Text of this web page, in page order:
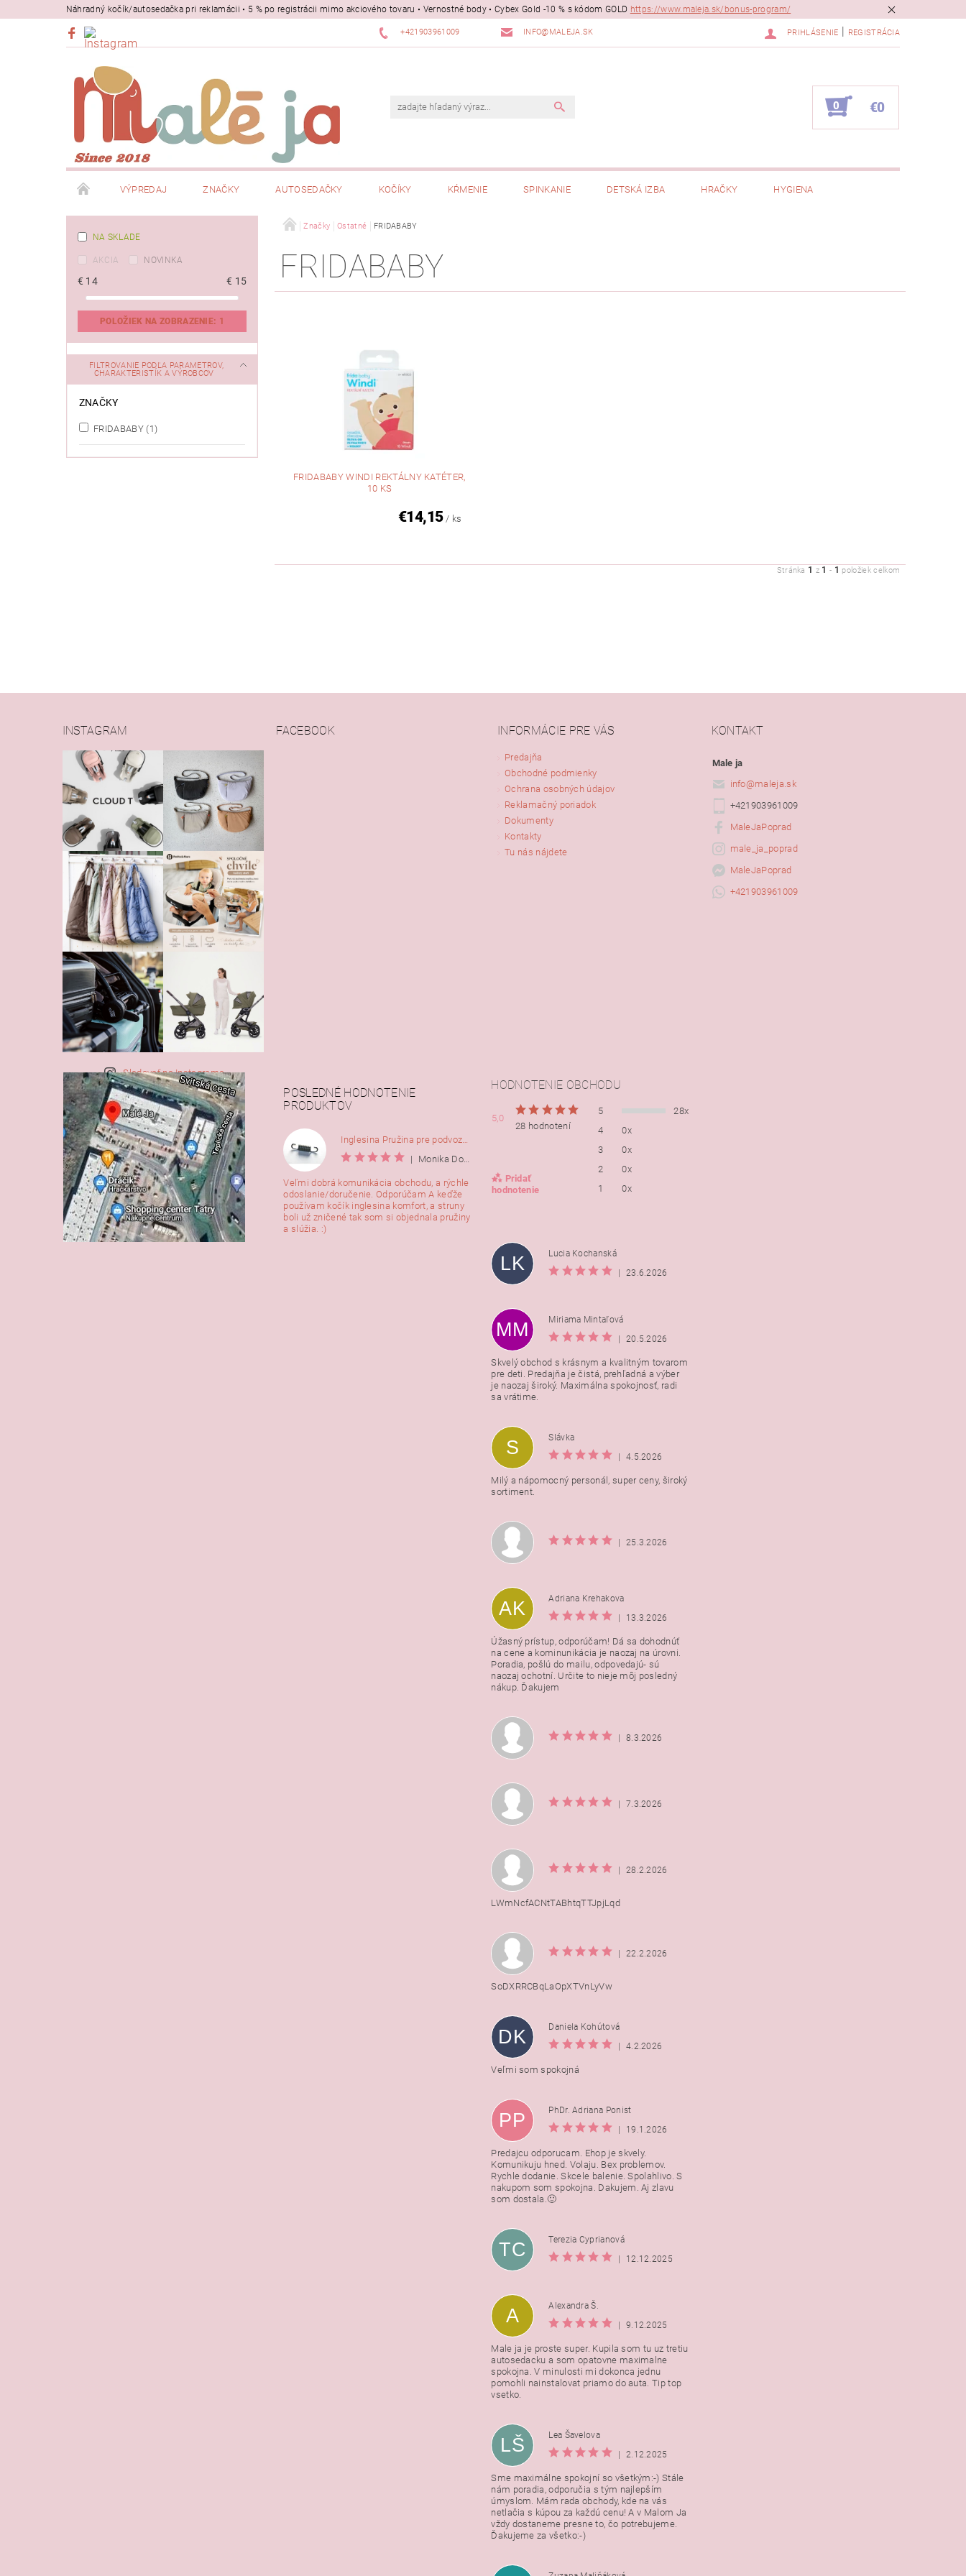
Náhradný kočík/autosedačka pri reklamácii • 5 % po registrácii mimo akciového tovaru • Vernostné body • Cybex Gold -10 % s kódom GOLD https://www.maleja.sk/bonus-program/
+421903961009 INFO@MALEJA.SK PRIHLÁSENIE REGISTRÁCIA
0 €0
VÝPREDAJ ZNAČKY AUTOSEDAČKY KOČÍKY KŔMENIE SPINKANIE DETSKÁ IZBA HRAČKY HYGIENA
NA SKLADE
AKCIA NOVINKA
€ 14 € 15
POLOŽIEK NA ZOBRAZENIE: 1
FILTROVANIE PODĽA PARAMETROV,
CHARAKTERISTÍK A VÝROBCOV
ZNAČKY
FRIDABABY (1)
Značky Ostatné FRIDABABY
FRIDABABY
FRIDABABY WINDI REKTÁLNY KATÉTER,
10 KS
€14,15 / ks
Stránka 1 z 1 - 1 položiek celkom
INSTAGRAM
Sledovať na Instagrame
FACEBOOK INFORMÁCIE PRE VÁS
Predajňa
Obchodné podmienky
Ochrana osobných údajov
Reklamačný poriadok
Dokumenty
Kontakty
Tu nás nájdete
KONTAKT
Male ja
info@maleja.sk
+421903961009
MaleJaPoprad
male_ja_poprad
MaleJaPoprad
+421903961009
POSLEDNÉ HODNOTENIE
PRODUKTOV
Inglesina Pružina pre podvozok Comfort, 2ks
|
Monika Dorušáková
Veľmi dobrá komunikácia obchodu, a rýchle
odoslanie/doručenie. Odporúčam A keďže
používam kočík inglesina komfort, a struny
boli už zničené tak som si objednala pružiny
a slúžia. :)
HODNOTENIE OBCHODU
5,0
28 hodnotení
Pridať
hodnotenie
5
28x
4
0x
3
0x
2
0x
1
0x
Vložením hodnotenie súhlasíte s
podmienkami ochrany osobných
LK
Lucia Kochanská
23.6.2026
MM
Miriama Mintaľová
20.5.2026
Skvelý obchod s krásnym a kvalitným tovarom
pre deti. Predajňa je čistá, prehľadná a výber
je naozaj široký. Maximálna spokojnosť, radi
sa vrátime.
S
Slávka
4.5.2026
Milý a nápomocný personál, super ceny, široký
sortiment.
25.3.2026
AK
Adriana Krehakova
13.3.2026
Úžasný prístup, odporúčam! Dá sa dohodnúť
na cene a kominunikácia je naozaj na úrovni.
Poradia, pošlú do mailu, odpovedajú- sú
naozaj ochotní. Určite to nieje môj posledný
nákup. Ďakujem
8.3.2026
7.3.2026
28.2.2026
LWmNcfACNtTABhtqTTJpjLqd
22.2.2026
SoDXRRCBqLaOpXTVnLyVw
DK
Daniela Kohútová
4.2.2026
Veľmi som spokojná
PP
PhDr. Adriana Ponist
19.1.2026
Predajcu odporucam. Ehop je skvely.
Komunikuju hned. Volaju. Bex problemov.
Rychle dodanie. Skcele balenie. Spolahlivo. S
nakupom som spokojna. Dakujem. Aj zlavu
som dostala.🙂
TC
Terezia Cyprianová
12.12.2025
A
Alexandra Š.
9.12.2025
Male ja je proste super. Kupila som tu uz tretiu
autosedacku a som opatovne maximalne
spokojna. V minulosti mi dokonca jednu
pomohli nainstalovat priamo do auta. Tip top
vsetko.
LŠ
Lea Šavelova
2.12.2025
Sme maximálne spokojní so všetkým:-) Stále
nám poradia, odporučia s tým najlepším
úmyslom. Mám rada obchody, kde na vás
netlačia s kúpou za každú cenu! A v Malom Ja
vždy dostaneme presne to, čo potrebujeme.
Ďakujeme za všetko:-)